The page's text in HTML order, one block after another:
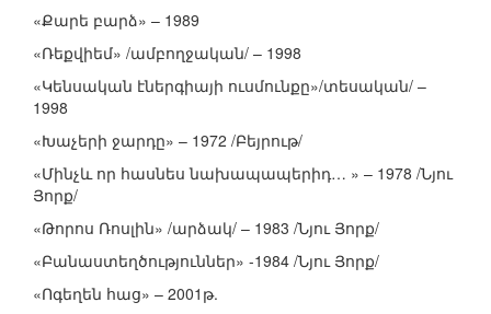
«Քարե բարձ» – 1989
«Ռեքվիեմ» /ամբողջական/ – 1998
«Կենսական էներգիայի ուսմունքը»/տեսական/ –
1998
«Խաչերի ջարդը» – 1972 /Բեյրութ/
«Մինչև որ հասնես նախապապերիդ… » – 1978 /Նյու
Յորք/
«Թորոս Ռոսլին» /արձակ/ – 1983 /Նյու Յորք/
«Բանաստեղծություններ» -1984 /Նյու Յորք/
«Ոգեղեն հաց» – 2001թ.